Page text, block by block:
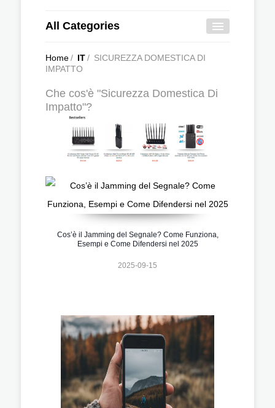
All Categories
Home/ IT/ SICUREZZA DOMESTICA DI
IMPATTO
Che cos'è "Sicurezza Domestica Di
Impatto"?
Cos’è il Jamming del Segnale? Come Funziona,
Esempi e Come Difendersi nel 2025
2025-09-15